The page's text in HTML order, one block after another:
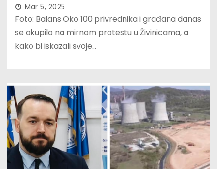
Mar 5, 2025
Foto: Balans Oko 100 privrednika i građana danas
se okupilo na mirnom protestu u Živinicama, a
kako bi iskazali svoje…